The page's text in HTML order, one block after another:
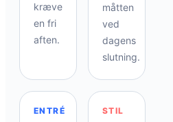
kræve
en fri
aften.
måtten
ved
dagens
slutning.
ENTRÉ STIL